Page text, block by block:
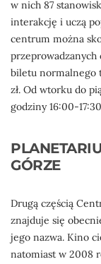
w nich 87
interakcję i uczą
centrum można
biletu normalnego
zł. Od wtorku do
godziny 16:00-
GÓRZE
Drugą częścią
znajduje się
jego nazwa. Kino
natomiast w 2008